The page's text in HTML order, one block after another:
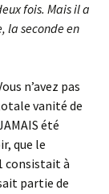
fois. Mais il a
la seconde en
n’avez pas
vanité de
été
que le
consistait à
partie de